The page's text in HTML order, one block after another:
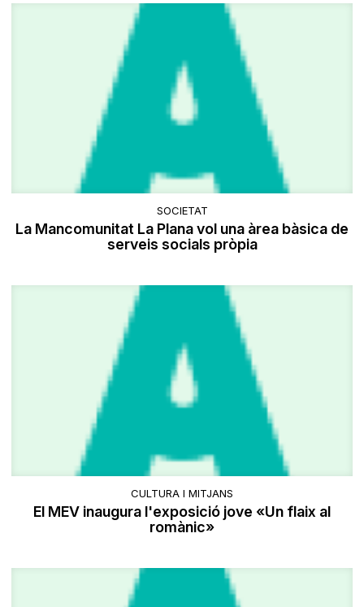
SOCIETAT
La Mancomunitat La Plana vol una àrea bàsica de
serveis socials pròpia
CULTURA I MITJANS
El MEV inaugura l'exposició jove «Un flaix al
romànic»